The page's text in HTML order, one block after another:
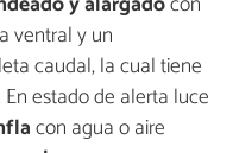
ventral y un
caudal, la cual tiene
estado de alerta luce
con agua o aire